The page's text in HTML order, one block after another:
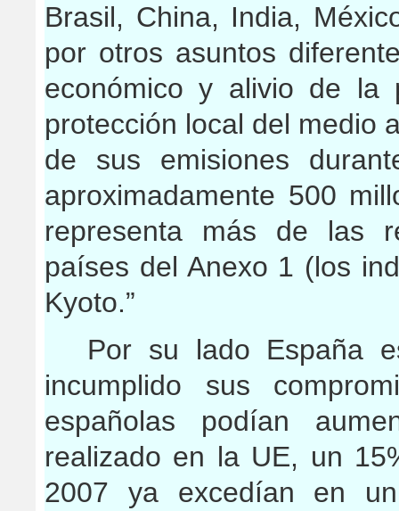
Brasil, China, India,
por otros asuntos
económico y alivio de la
protección local del medio
de sus emisiones
aproximadamente 500
representa más de las
países del Anexo 1 (los
Kyoto.”
Por su lado España
incumplido sus
españolas podían
realizado en la UE, un
2007 ya excedían en